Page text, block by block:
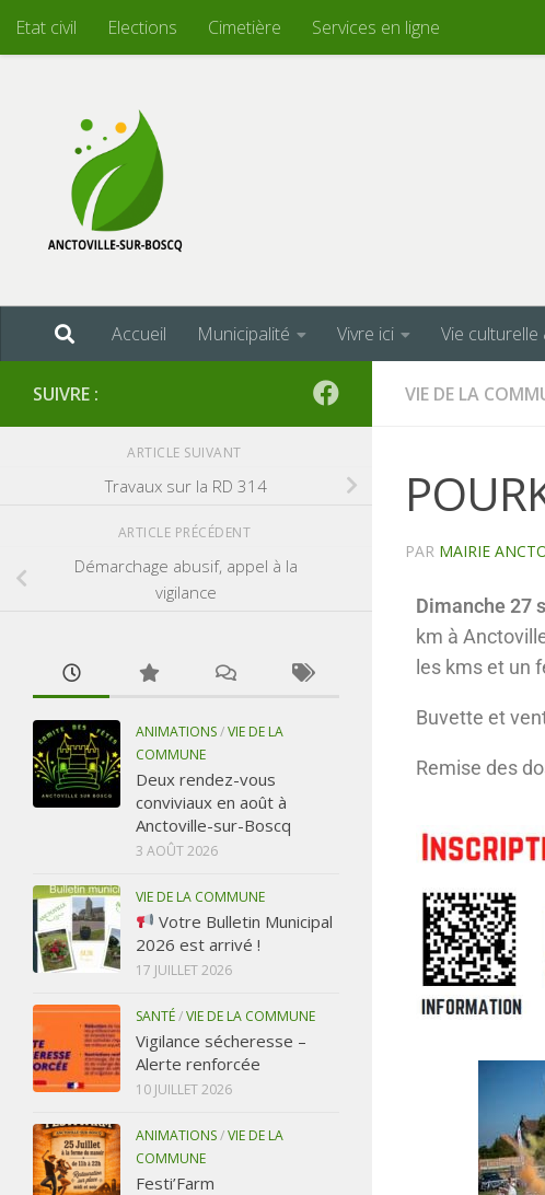
Skip to content
Etat civil Elections Cimetière Services en ligne
Accueil Municipalité Vivre ici Vie
VIE DE LA
PAR MAIRIE
Dimanche 27
km à
les kms et un
Buvette et
Remise des
SUIVRE :
ARTICLE SUIVANT
Travaux sur la RD 314
ARTICLE PRÉCÉDENT
Démarchage abusif, appel à la
vigilance
ANIMATIONS/VIE DE LA
COMMUNE
Deux rendez-vous
conviviaux en août à
Anctoville-sur-Boscq
3 AOÛT 2026
VIE DE LA COMMUNE
Votre Bulletin Municipal
2026 est arrivé !
17 JUILLET 2026
SANTÉ/VIE DE LA COMMUNE
Vigilance sécheresse –
Alerte renforcée
10 JUILLET 2026
ANIMATIONS/VIE DE LA
COMMUNE
Festi’Farm